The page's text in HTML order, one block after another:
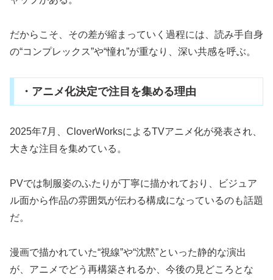
だからこそ、その差が縮まっていく過程には、読み手自身
の“コンプレックス”や“憧れ”が重なり、深い共感を呼ぶ。
・アニメ化決定で注目を集める理由
2025年7月、CloverWorksによるTVアニメ化が発表され、
大きな注目を集めている。
PVでは制服姿のふたりが丁寧に描かれており、ビジュア
ル面から作品の雰囲気が伝わる構成になっているのも話題
だ。
漫画で描かれていた“視線”や“沈黙”といった静的な演出
が、アニメでどう再構築されるか、今後の見どころとな